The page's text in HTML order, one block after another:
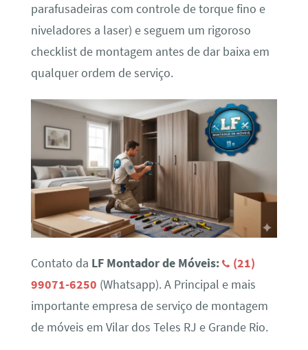
parafusadeiras com controle de torque fino e
niveladores a laser) e seguem um rigoroso
checklist de montagem antes de dar baixa em
qualquer ordem de serviço.
Contato da LF Montador de Móveis:
(21)
99071-6250 (Whatsapp). A Principal e mais
importante empresa de serviço de montagem
de móveis em Vilar dos Teles RJ e Grande Rio.